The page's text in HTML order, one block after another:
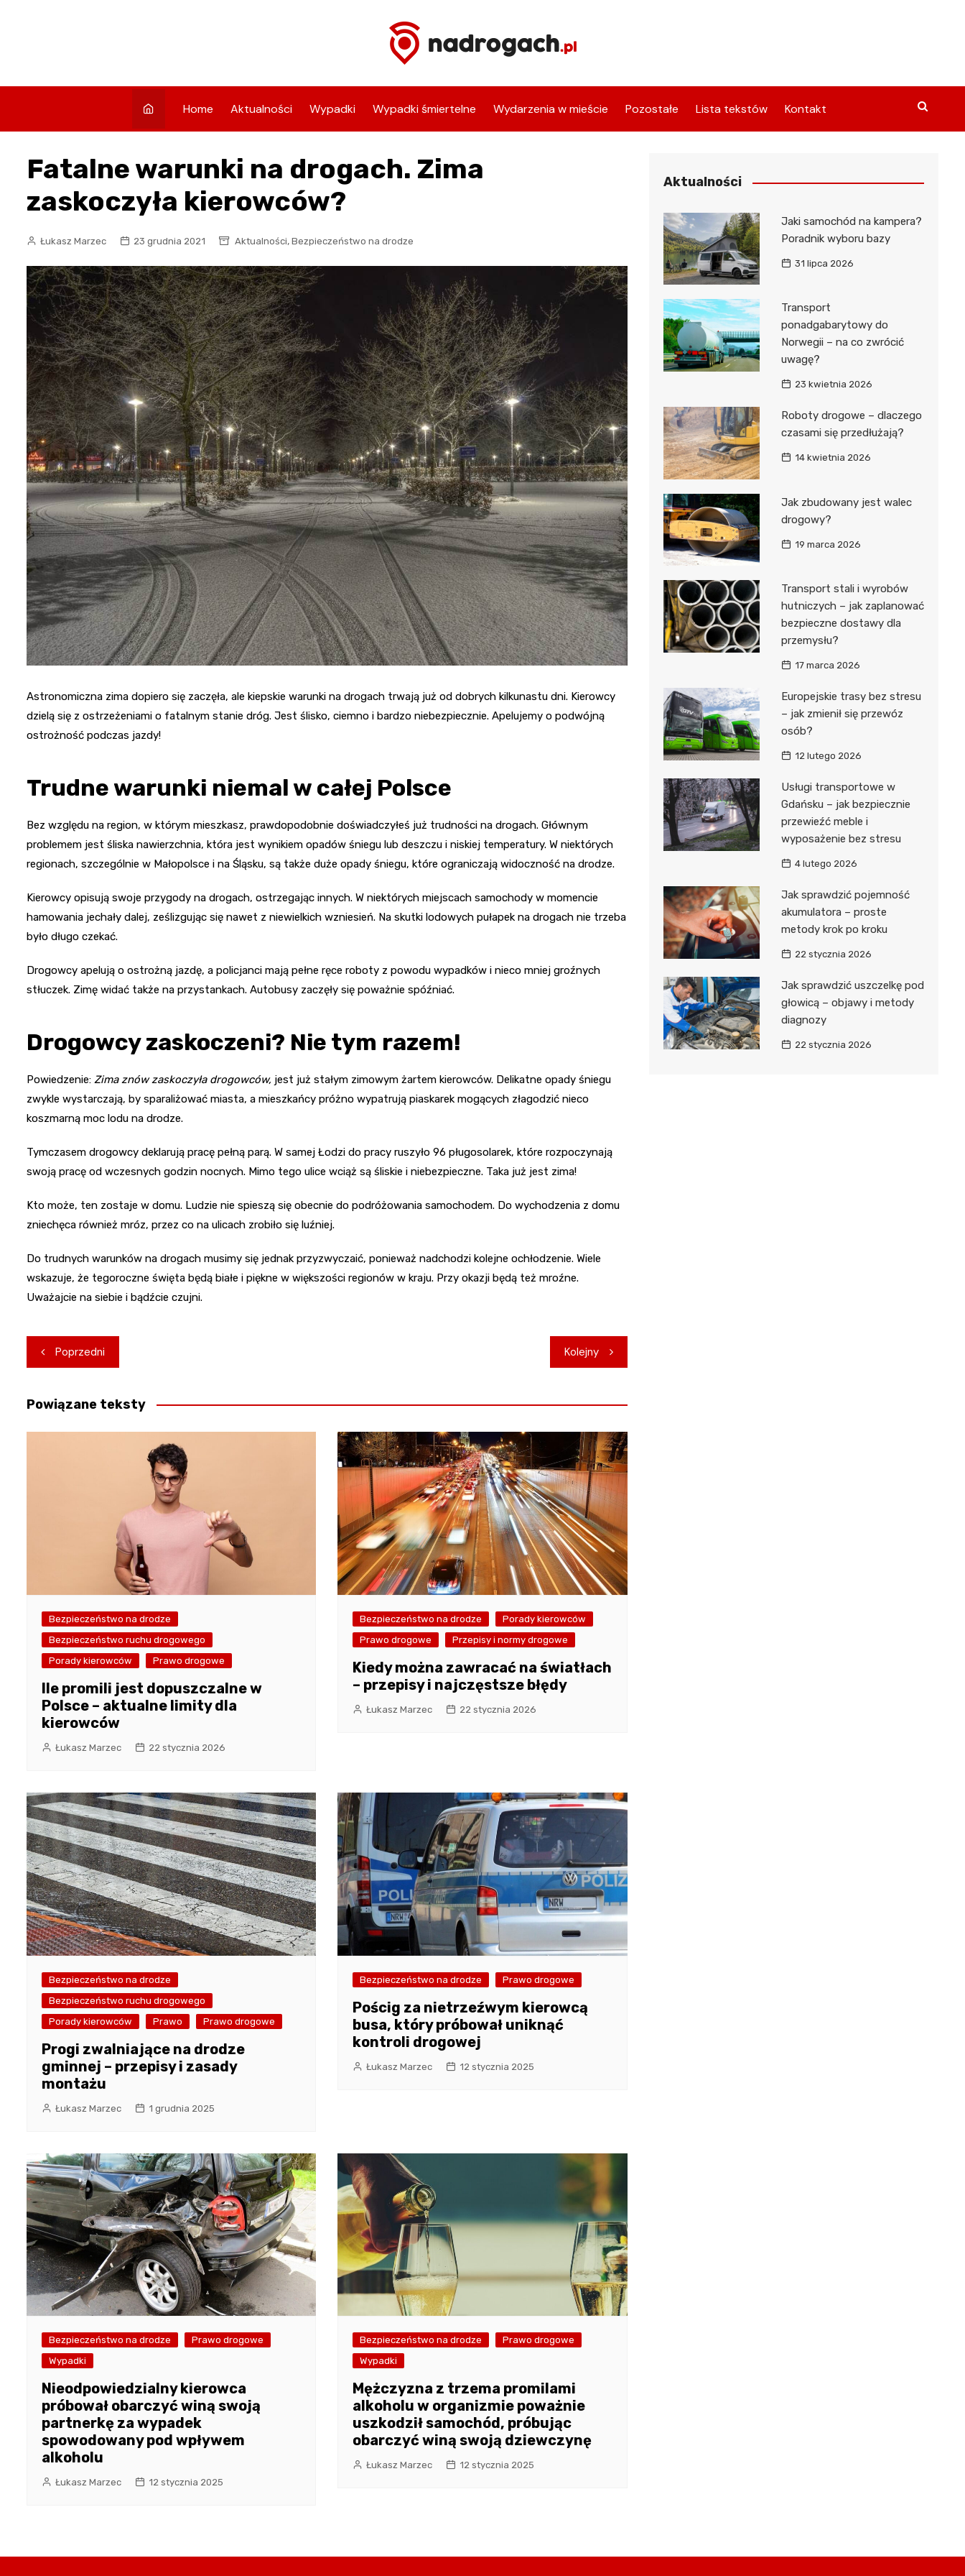
Home Aktualności Wypadki Wypadki śmiertelne Wydarzenia w mieście Pozostałe Lista tekstów Kontakt
Fatalne warunki na drogach. Zima
zaskoczyła kierowców?
Łukasz Marzec 23 grudnia 2021 Aktualności, Bezpieczeństwo na drodze
Astronomiczna zima dopiero się zaczęła, ale kiepskie warunki na drogach trwają już od dobrych kilkunastu dni. Kierowcy
dzielą się z ostrzeżeniami o fatalnym stanie dróg. Jest ślisko, ciemno i bardzo niebezpiecznie. Apelujemy o podwójną
ostrożność podczas jazdy!
Trudne warunki niemal w całej Polsce
Bez względu na region, w którym mieszkasz, prawdopodobnie doświadczyłeś już trudności na drogach. Głównym
problemem jest śliska nawierzchnia, która jest wynikiem opadów śniegu lub deszczu i niskiej temperatury. W niektórych
regionach, szczególnie w Małopolsce i na Śląsku, są także duże opady śniegu, które ograniczają widoczność na drodze.
Kierowcy opisują swoje przygody na drogach, ostrzegając innych. W niektórych miejscach samochody w momencie
hamowania jechały dalej, ześlizgując się nawet z niewielkich wzniesień. Na skutki lodowych pułapek na drogach nie trzeba
było długo czekać.
Drogowcy apelują o ostrożną jazdę, a policjanci mają pełne ręce roboty z powodu wypadków i nieco mniej groźnych
stłuczek. Zimę widać także na przystankach. Autobusy zaczęły się poważnie spóźniać.
Drogowcy zaskoczeni? Nie tym razem!
Powiedzenie: Zima znów zaskoczyła drogowców, jest już stałym zimowym żartem kierowców. Delikatne opady śniegu
zwykle wystarczają, by sparaliżować miasta, a mieszkańcy próżno wypatrują piaskarek mogących złagodzić nieco
koszmarną moc lodu na drodze.
Tymczasem drogowcy deklarują pracę pełną parą. W samej Łodzi do pracy ruszyło 96 pługosolarek, które rozpoczynają
swoją pracę od wczesnych godzin nocnych. Mimo tego ulice wciąż są śliskie i niebezpieczne. Taka już jest zima!
Kto może, ten zostaje w domu. Ludzie nie spieszą się obecnie do podróżowania samochodem. Do wychodzenia z domu
zniechęca również mróz, przez co na ulicach zrobiło się luźniej.
Do trudnych warunków na drogach musimy się jednak przyzwyczaić, ponieważ nadchodzi kolejne ochłodzenie. Wiele
wskazuje, że tegoroczne święta będą białe i piękne w większości regionów w kraju. Przy okazji będą też mroźne.
Uważajcie na siebie i bądźcie czujni.
Nawigacja
wpisu
Poprzedni Kolejny
Powiązane teksty
Bezpieczeństwo na drodze
Bezpieczeństwo ruchu drogowego
Porady kierowców
Prawo drogowe
Ile promili jest dopuszczalne w
Polsce – aktualne limity dla
kierowców
Łukasz Marzec 22 stycznia 2026
Bezpieczeństwo na drodze
Porady kierowców
Prawo drogowe
Przepisy i normy drogowe
Kiedy można zawracać na światłach
– przepisy i najczęstsze błędy
Łukasz Marzec 22 stycznia 2026
Bezpieczeństwo na drodze
Bezpieczeństwo ruchu drogowego
Porady kierowców
Prawo Prawo drogowe
Progi zwalniające na drodze
gminnej – przepisy i zasady
montażu
Łukasz Marzec 1 grudnia 2025
Bezpieczeństwo na drodze Prawo drogowe
Pościg za nietrzeźwym kierowcą
busa, który próbował uniknąć
kontroli drogowej
Łukasz Marzec 12 stycznia 2025
Bezpieczeństwo na drodze
Prawo drogowe
Wypadki
Nieodpowiedzialny kierowca
próbował obarczyć winą swoją
partnerkę za wypadek
spowodowany pod wpływem
alkoholu
Łukasz Marzec 12 stycznia 2025
Bezpieczeństwo na drodze
Prawo drogowe
Wypadki
Mężczyzna z trzema promilami
alkoholu w organizmie poważnie
uszkodził samochód, próbując
obarczyć winą swoją dziewczynę
Łukasz Marzec 12 stycznia 2025
Aktualności
Jaki samochód na kampera?
Poradnik wyboru bazy
31 lipca 2026
Transport
ponadgabarytowy do
Norwegii – na co zwrócić
uwagę?
23 kwietnia 2026
Roboty drogowe – dlaczego
czasami się przedłużają?
14 kwietnia 2026
Jak zbudowany jest walec
drogowy?
19 marca 2026
Transport stali i wyrobów
hutniczych – jak zaplanować
bezpieczne dostawy dla
przemysłu?
17 marca 2026
Europejskie trasy bez stresu
– jak zmienił się przewóz
osób?
12 lutego 2026
Usługi transportowe w
Gdańsku – jak bezpiecznie
przewieźć meble i
wyposażenie bez stresu
4 lutego 2026
Jak sprawdzić pojemność
akumulatora – proste
metody krok po kroku
22 stycznia 2026
Jak sprawdzić uszczelkę pod
głowicą – objawy i metody
diagnozy
22 stycznia 2026